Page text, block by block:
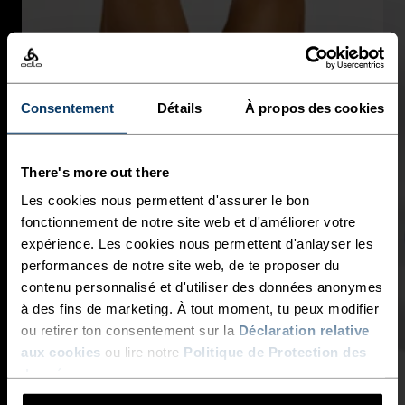
Consentement Détails À propos des cookies
There's more out there
Les cookies nous permettent d'assurer le bon
fonctionnement de notre site web et d'améliorer votre
expérience. Les cookies nous permettent d'anlayser les
performances de notre site web, de te proposer du
contenu personnalisé et d'utiliser des données anonymes
à des fins de marketing. À tout moment, tu peux modifier
ou retirer ton consentement sur la Déclaration relative
aux cookies ou lire notre Politique de Protection des